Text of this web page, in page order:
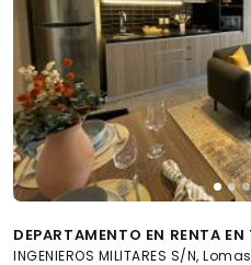
INGENIEROS MILITARES S/N,